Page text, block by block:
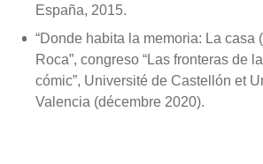
España, 2015.
“Donde habita la memoria: La casa
Roca”, congreso “Las fronteras de
cómic”, Université de Castellón et
Valencia (décembre 2020).